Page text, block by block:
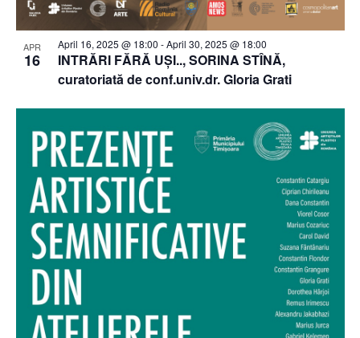
APR
16
INTRĂRI FĂRĂ UȘI.., SORINA STÎNĂ,
curatoriată de conf.univ.dr. Gloria Grati
April 16, 2025 @ 18:00 -April 30, 2025 @ 18:00